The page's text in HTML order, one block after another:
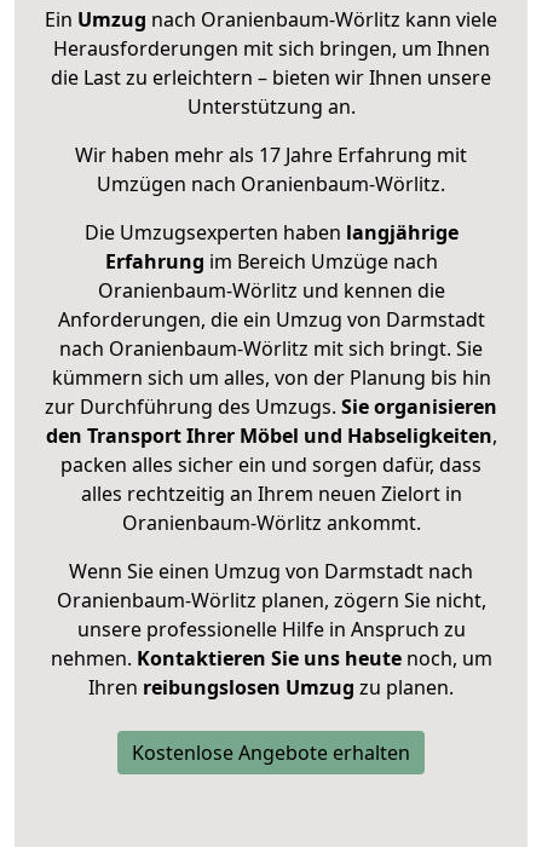
Ein Umzug nach Oranienbaum-Wörlitz kann viele
Herausforderungen mit sich bringen, um Ihnen
die Last zu erleichtern – bieten wir Ihnen unsere
Unterstützung an.
Wir haben mehr als 17 Jahre Erfahrung mit
Umzügen nach Oranienbaum-Wörlitz.
Die Umzugsexperten haben langjährige
Erfahrung im Bereich Umzüge nach
Oranienbaum-Wörlitz und kennen die
Anforderungen, die ein Umzug von Darmstadt
nach Oranienbaum-Wörlitz mit sich bringt. Sie
kümmern sich um alles, von der Planung bis hin
zur Durchführung des Umzugs. Sie organisieren
den Transport Ihrer Möbel und Habseligkeiten,
packen alles sicher ein und sorgen dafür, dass
alles rechtzeitig an Ihrem neuen Zielort in
Oranienbaum-Wörlitz ankommt.
Wenn Sie einen Umzug von Darmstadt nach
Oranienbaum-Wörlitz planen, zögern Sie nicht,
unsere professionelle Hilfe in Anspruch zu
nehmen. Kontaktieren Sie uns heutenoch, um
Ihren reibungslosen Umzug zu planen.
Kostenlose Angebote erhalten